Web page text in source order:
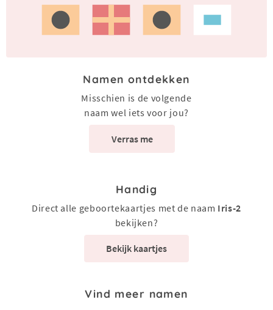
Namen ontdekken
Misschien is de volgende
naam wel iets voor jou?
Verras me
Handig
Direct alle geboortekaartjes met de naam Iris-2
bekijken?
Bekijk kaartjes
Vind meer namen